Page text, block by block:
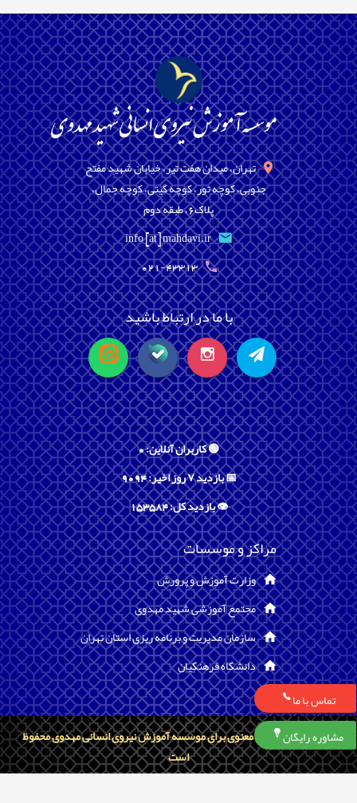
تهران، میدان هفت تیر، خیابان شهید مفتح
جنوبی، کوچه تور، کوچه گیتی، کوچه جمال،
پلاک6، طبقه دوم
info [at] mahdavi.ir
021-43313
با ما در ارتباط باشید
🟢 کاربران آنلاین: 0
📅 بازدید ۷ روز اخیر: 9094
👁️ بازدید کل: 153584
مراکز و موسسات
وزارت آموزش و پرورش
مجتمع آموزشی شهید مهدوی
سازمان مدیریت و برنامه ریزی استان تهران
دانشگاه فرهنگیان
تمامی حقوق مادی و معنوی برای موسسه آموزش نیروی انسانی مهدوی محفوظ
است
تماس با ما
مشاوره رایگان